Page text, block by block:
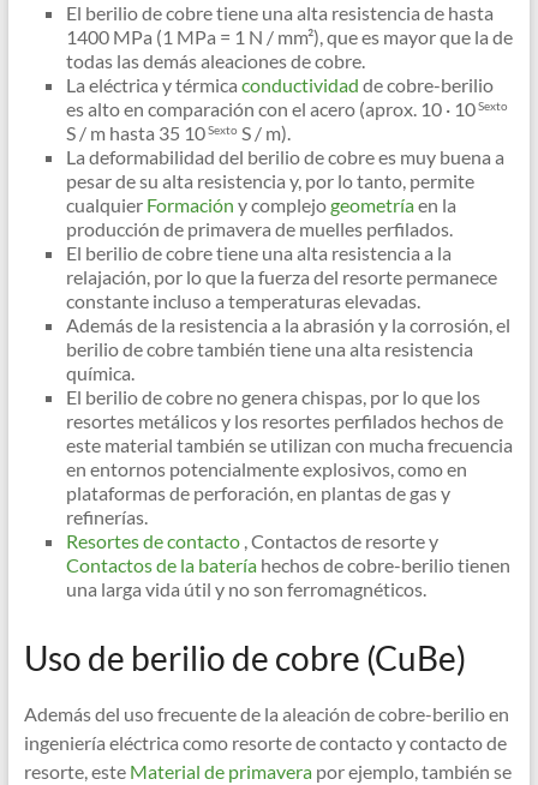
El berilio de cobre tiene una alta resistencia de hasta
1400 MPa (1 MPa = 1 N / mm²), que es mayor que la de
todas las demás aleaciones de cobre.
La eléctrica y térmica conductividad de cobre-berilio
es alto en comparación con el acero (aprox. 10 · 10Sexto
S / m hasta 35 10Sexto S / m).
La deformabilidad del berilio de cobre es muy buena a
pesar de su alta resistencia y, por lo tanto, permite
cualquierFormación y complejogeometríaen la
producción de primavera de muelles perfilados.
El berilio de cobre tiene una alta resistencia a la
relajación, por lo que la fuerza del resorte permanece
constante incluso a temperaturas elevadas.
Además de la resistencia a la abrasión y la corrosión, el
berilio de cobre también tiene una alta resistencia
química.
El berilio de cobre no genera chispas, por lo que los
resortes metálicos y los resortes perfilados hechos de
este material también se utilizan con mucha frecuencia
en entornos potencialmente explosivos, como en
plataformas de perforación, en plantas de gas y
refinerías.
Resortes de contacto, Contactos de resorte y
Contactos de la bateríahechos de cobre-berilio tienen
una larga vida útil y no son ferromagnéticos.
Uso de berilio de cobre (CuBe)
Además del uso frecuente de la aleación de cobre-berilio en
ingeniería eléctrica como resorte de contacto y contacto de
resorte, esteMaterial de primaverapor ejemplo, también se